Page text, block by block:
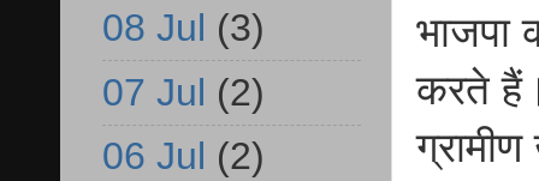
भाजपा
करते
08 Jul (3)
07 Jul (2)
06 Jul (2)